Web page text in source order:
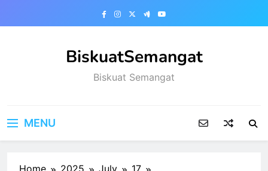
BiskuatSemangat
Biskuat Semangat
MENU
Home 2025 July
17